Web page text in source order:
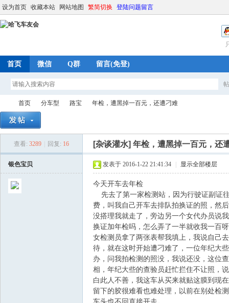
设为首页 收藏本站 网站地图 繁简切换 登陆问题留言
首页 微信 Q群 留言(免登)
首页
›
分车型
›
路宝 年检，遭黑掉一百元，还遭刁难
查看: 3289 回复: 16 [杂谈灌水] 年检，遭黑掉一百元，还
银色宝贝 发表于 2016-1-22 21:41:34 显示全部楼层
今天开车去年检
先去了第一家检测站，因为行驶证副证
费，叫我自己开车去排队拍换证的照，然
没搭理我就走了，旁边另一个女代办员说
换证加年检吗，怎么弄了一半就收我一百
女检测员拿了两张表帮我填上，我说自己
待，就在这时开始遭刁难了，一位年纪大
办，问我拍检测的照没，我说还没，这位
相，年纪大些的查验员赶忙拦住不让照，
白此人不善，我这车从买来就贴这膜到现
留下的胶很难看也难处理，以前在别处检